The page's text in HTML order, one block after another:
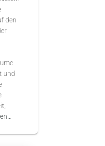
den
und